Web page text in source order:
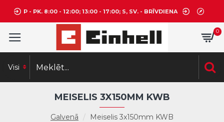
P - PK. 8:00 - 12:00; 13:00 - 17:00; S, SV. - BRĪVDIENA
0
Visi
Galvenā Meiselis 3x150mm KWB
MEISELIS 3X150MM KWB